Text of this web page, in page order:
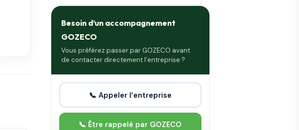
Besoin d’un accompagnement
GOZECO
Vous préférez passer par GOZECO avant
de contacter directement l’entreprise ?
📞 Appeler l’entreprise
📞 Être rappelé par GOZECO